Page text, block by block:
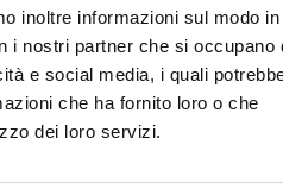
inoltre informazioni sul modo in
i nostri partner che si occupano
e social media, i quali
che ha fornito loro o che
dei loro servizi.
della Toscana